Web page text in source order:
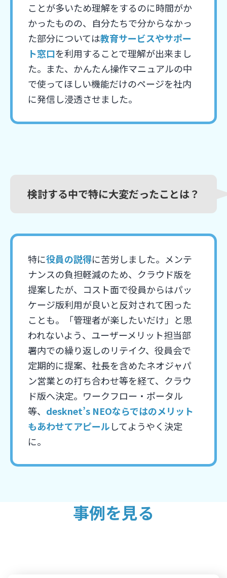
ことが多いため理解をするのに時間がか
かったものの、自分たちで分からなかっ
た部分については教育サービスやサポー
ト窓口を利用することで理解が出来まし
た。また、かんたん操作マニュアルの中
で使ってほしい機能だけのページを社内
に発信し浸透させました。
検討する中で特に大変だったことは？
特に役員の説得に苦労しました。メンテ
ナンスの負担軽減のため、クラウド版を
提案したが、コスト面で役員からはパッ
ケージ版利用が良いと反対されて困った
ことも。「管理者が楽したいだけ」と思
われないよう、ユーザーメリット担当部
署内での繰り返しのリテイク、役員会で
定期的に提案、社長を含めたネオジャパ
ン営業との打ち合わせ等を経て、クラウ
ド版へ決定。ワークフロー・ポータル
等、 desknet’s NEOならではのメリット
もあわせてアピールしてようやく決定
に。
事例を見る